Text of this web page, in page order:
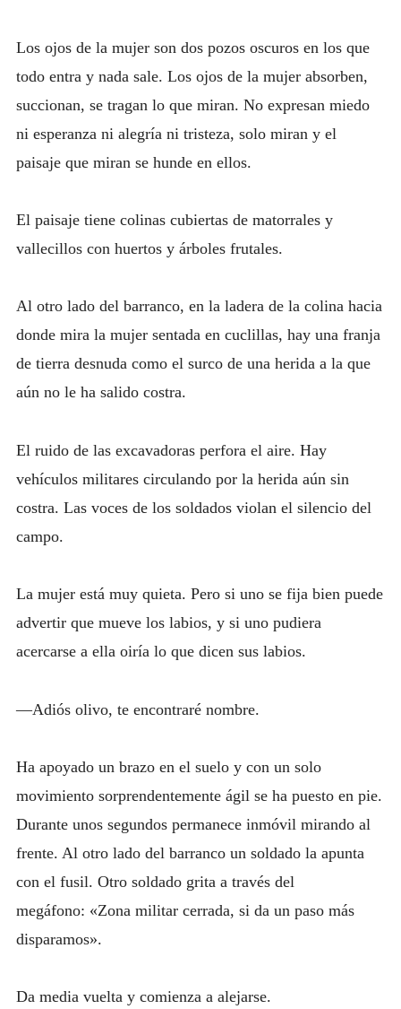
Los ojos de la mujer son dos pozos oscuros en los que
todo entra y nada sale. Los ojos de la mujer absorben,
succionan, se tragan lo que miran. No expresan miedo
ni esperanza ni alegría ni tristeza, solo miran y el
paisaje que miran se hunde en ellos.
El paisaje tiene colinas cubiertas de matorrales y
vallecillos con huertos y árboles frutales.
Al otro lado del barranco, en la ladera de la colina hacia
donde mira la mujer sentada en cuclillas, hay una franja
de tierra desnuda como el surco de una herida a la que
aún no le ha salido costra.
El ruido de las excavadoras perfora el aire. Hay
vehículos militares circulando por la herida aún sin
costra. Las voces de los soldados violan el silencio del
campo.
La mujer está muy quieta. Pero si uno se fija bien puede
advertir que mueve los labios, y si uno pudiera
acercarse a ella oiría lo que dicen sus labios.
—Adiós olivo, te encontraré nombre.
Ha apoyado un brazo en el suelo y con un solo
movimiento sorprendentemente ágil se ha puesto en pie.
Durante unos segundos permanece inmóvil mirando al
frente. Al otro lado del barranco un soldado la apunta
con el fusil. Otro soldado grita a través del
megáfono: «Zona militar cerrada, si da un paso más
disparamos».
Da media vuelta y comienza a alejarse.